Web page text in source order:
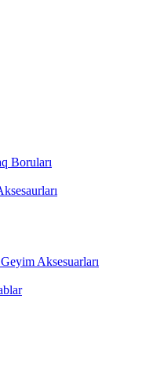
Boruları
Aksesuarları